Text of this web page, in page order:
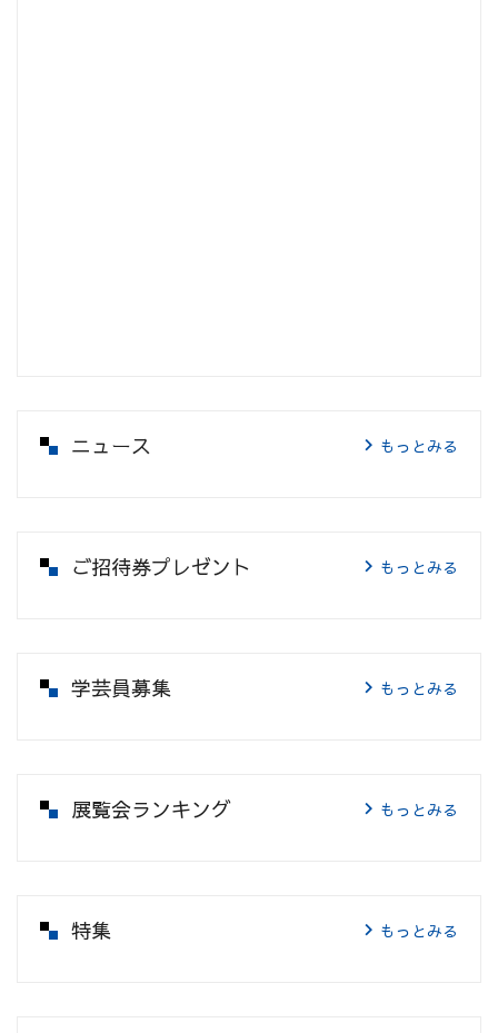
ニュース もっとみる
ご招待券プレゼント もっとみる
学芸員募集 もっとみる
展覧会ランキング もっとみる
特集 もっとみる